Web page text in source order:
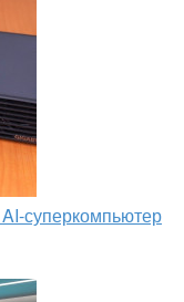
суперкомпьютер